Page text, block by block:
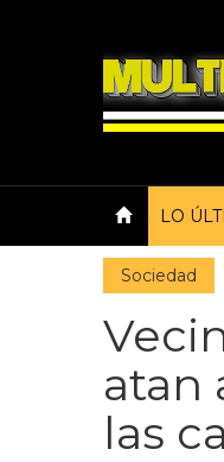
LO
Sociedad
atan
las